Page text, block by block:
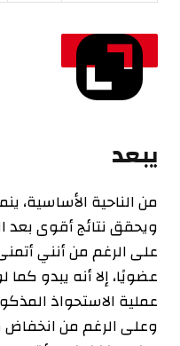
يبعد
على الرغم من أنني
عضويًا، إلا أنه يبدو
عملية الاستحواذ
وعلى الرغم من انخفاض